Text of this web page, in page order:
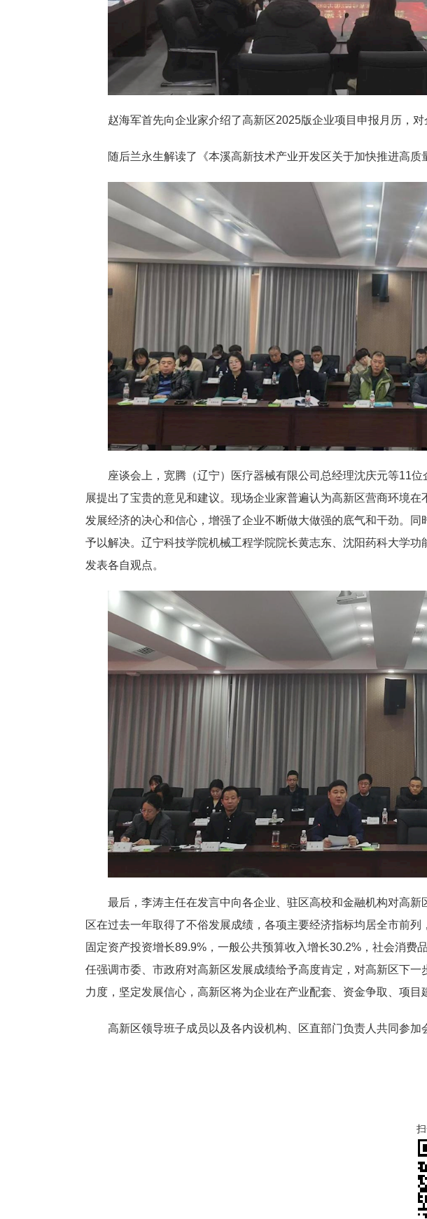
赵海军首先向企业家介绍了高新区2025版企业项目申报月历，
随后兰永生解读了《本溪高新技术产业开发区关于加快推进高
座谈会上，宽腾（辽宁）医疗器械有限公司总经理沈庆元等11
展提出了宝贵的意见和建议。现场企业家普遍认为高新区营商环境
发展经济的决心和信心，增强了企业不断做大做强的底气和干劲。
予以解决。辽宁科技学院机械工程学院院长黄志东、沈阳药科大学
发表各自观点。
最后，李涛主任在发言中向各企业、驻区高校和金融机构对高
区在过去一年取得了不俗发展成绩，各项主要经济指标均居全市前
固定资产投资增长89.9%，一般公共预算收入增长30.2%，社会消
任强调市委、市政府对高新区发展成绩给予高度肯定，对高新区下
力度，坚定发展信心，高新区将为企业在产业配套、资金争取、项
高新区领导班子成员以及各内设机构、区直部门负责人共同参加